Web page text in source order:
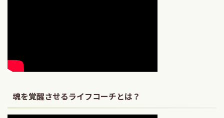
魂を覚醒させるライフコーチとは？